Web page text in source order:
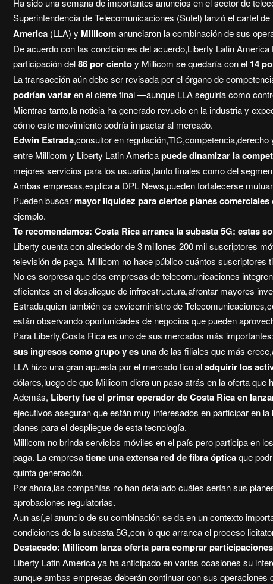
Ha sido una semana de importantes anuncios en el sector de
Superintendencia de Telecomunicaciones (Sutel) lanzó el cartel de
America (LLA) y Millicomanunciaron la combinación de sus
De acuerdo con las condiciones del acuerdo,Liberty Latin
participación del86 por cientoy Millicom se quedaría con el 14
La transacción aún debe ser revisada por el órgano de
podrían variaren el cierre final ―aunque LLA seguiría como
Mientras tanto,la noticia ha generado revuelo en la industria y
cómo este movimiento podría impactar al mercado.
Edwin Estrada,consultor en
entre Millicom y Liberty Latin Americapuede dinamizar la
mejores servicios para los usuarios,tanto finales como del
Ambas empresas,explica a DPL News,pueden fortalecerse
Pueden buscarmayor liquidez para ciertos planes
ejemplo.
Te recomendamos: Costa Rica arranca la subasta 5G: estas
Liberty cuenta con alrededor de 3 millones 200 mil suscriptores
televisión de paga. Millicom no hace público cuántos suscriptores
No es sorpresa que dos empresas de telecomunicaciones
eficientes en el despliegue de infraestructura,afrontar mayores
Estrada,quien también es exviceministro de
están observando oportunidades de negocios que pueden
Para Liberty,Costa Rica es uno de sus mercados más importantes:
sus ingresos como grupo y es unade las filiales que más
LLA hizo una gran apuesta por el mercado tico aladquirir los
dólares,luego de que Millicom diera un paso atrás en la oferta
Además, Liberty fue el primer operador de Costa Rica en
ejecutivos aseguran que están muy interesados en participar en
planes para el despliegue de esta tecnología.
Millicom no brinda servicios móviles en el país pero participa en
paga. La empresatiene una extensa red de fibra ópticaque
quinta generación.
Por ahora,las compañías no han detallado cuáles serían sus
aprobaciones regulatorias.
Aun así,el anuncio de su combinación se da en un contexto
condiciones de la subasta 5G,con lo que arranca el proceso
Destacado: Millicom lanza oferta para comprar
Liberty Latin America ya ha anticipado en varias ocasiones su
aunque ambas empresas deberán continuar con sus operaciones